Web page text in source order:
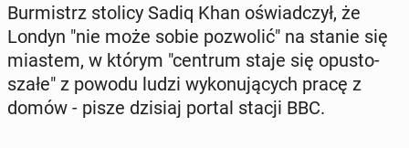
Bur­mistrz stolicy Sadiq Khan oświad­czył, że
Londyn "nie może sobie po­zwo­lić" na stanie się
miastem, w którym "centrum staje się opu­sto­
sza­łe" z powodu ludzi wy­ko­nu­ją­cych pracę z
domów - pisze dzisiaj portal stacji BBC.